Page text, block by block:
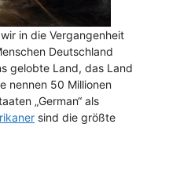
in die Vergangenheit
Deutschland
gelobte Land, das Land
nennen 50 Millionen
„German“ als
sind die größte